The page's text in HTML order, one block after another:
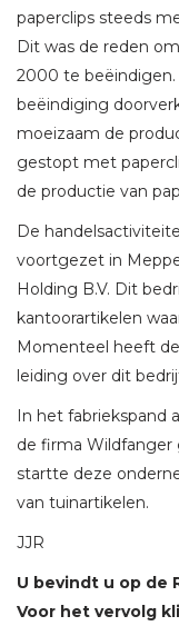
paperclips steeds
Dit was de reden
2000 te
beëindiging
moeizaam de
gestopt met
de productie van
De
voortgezet in
Holding B.V. Dit
kantoorartikelen
Momenteel heeft
leiding over dit
In het fabriekspand
de firma Wildfanger
startte deze
van tuinartikelen.
JJR
U bevindt u op de
Voor het vervolg